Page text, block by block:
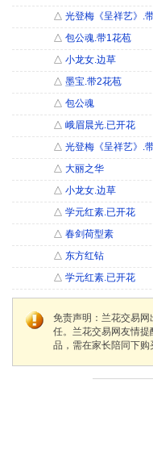
△ 光登梅《呈祥艺》.
△ 包公魂.带1花苞
△ 小龙女.边草
△ 墨宝.带2花苞
△ 包公魂
△ 峨眉晨光.已开花
△ 光登梅《呈祥艺》.
△ 大丽之华
△ 小龙女.边草
△ 学元红素.已开花
△ 春剑荷型素
△ 东方红钻
△ 学元红素.已开花
免责声明：兰花交易
任。兰花交易网友情
品，需在家长陪同下